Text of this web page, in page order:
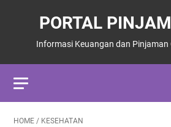
PORTAL
Informasi Keuangan dan Pinjaman
HOME / KESEHATAN